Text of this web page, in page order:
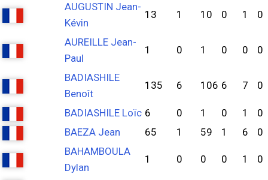
AUGUSTIN Jean-
Kévin
13 1 10 0 1 0
AUREILLE Jean-
Paul
1 0 1 0 0 0
BADIASHILE
Benoît
135 6 106 6 7 0
BADIASHILE Loïc 6 0 1 0 1
0
BAEZA Jean
65 1 59 1 6
0
BAHAMBOULA
Dylan
1 0 0 0 1 0